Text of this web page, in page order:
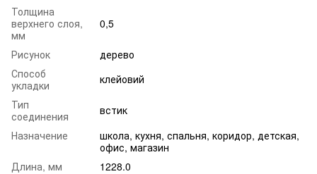
Толщина
верхнего слоя,
мм
0,5
Рисунок
дерево
Способ
укладки
клейовий
Тип
соединения
встик
Назначение
школа, кухня, спальня, коридор, детская,
офис, магазин
Длина, мм
1228.0